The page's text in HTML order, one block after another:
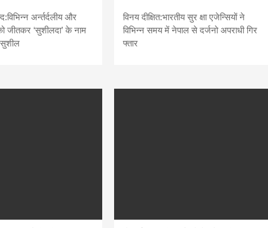
अर्न्तर्दलीय और
जीतकर ‘सुशीलदा’ के नाम
सुशील
विनय दीक्षित:भारतीय सुर क्षा एजेन्सियों ने
विभिन्न समय में नेपाल से दर्जनो अपराधी गिर
फ्तार